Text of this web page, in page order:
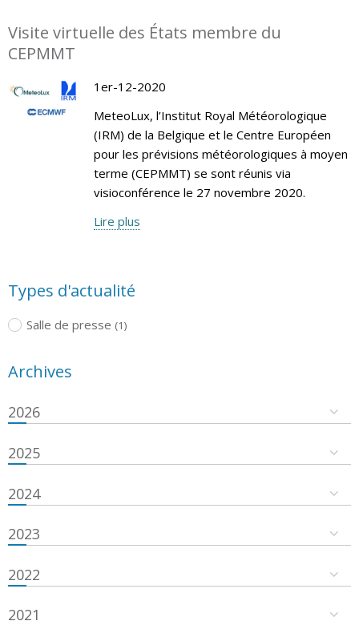
Visite virtuelle des États membre du
CEPMMT
1er-12-2020
MeteoLux, l’Institut Royal Météorologique
(IRM) de la Belgique et le Centre Européen
pour les prévisions météorologiques à moyen
terme (CEPMMT) se sont réunis via
visioconférence le 27 novembre 2020.
Lire plus
Types d'actualité
Salle de presse (1)
Archives
2026
2025
2024
2023
2022
2021